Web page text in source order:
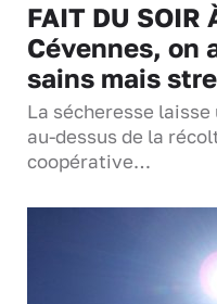
FAIT DU
Cévennes, on
sains mais
La sécheresse
au-dessus de la
coopérative…